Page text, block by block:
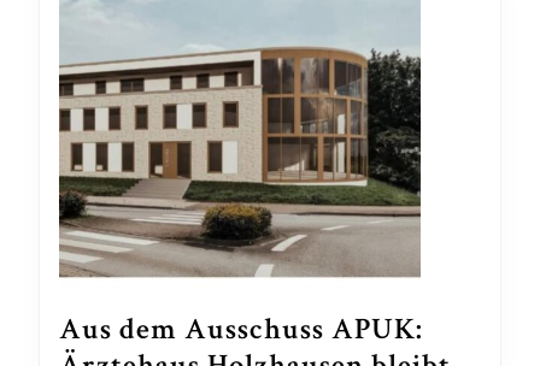
Aus dem Ausschuss APUK: